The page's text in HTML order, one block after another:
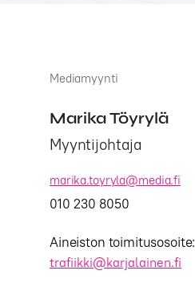
Mediamyynti
Marika Töyrylä
Myyntijohtaja
marika.toyryla@media.fi
010 230 8050
Aineiston toimitusosoite:
trafiikki@karjalainen.fi